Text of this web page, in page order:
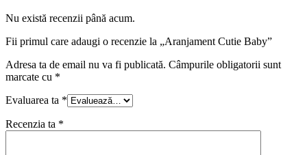
Nu există recenzii până acum.
Fii primul care adaugi o recenzie la „Aranjament Cutie Baby”
Adresa ta de email nu va fi publicată. Câmpurile obligatorii sunt
marcate cu *
Evaluarea ta *
Recenzia ta *